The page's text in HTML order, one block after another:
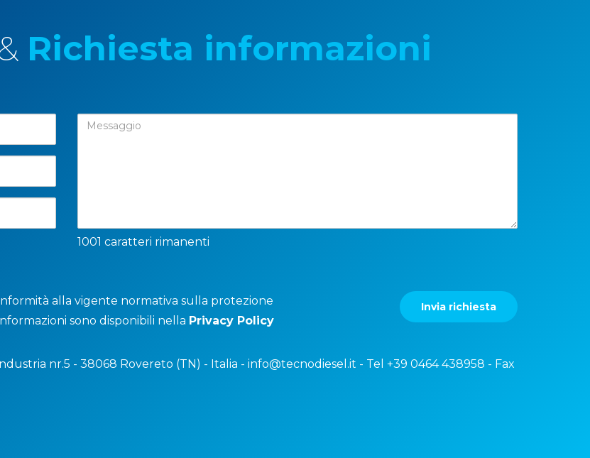
Richiesta informazioni
1001 caratteri rimanenti
alla vigente normativa sulla protezione
sono disponibili nella Privacy Policy
Invia richiesta
nr.5 - 38068 Rovereto (TN) - Italia - info@tecnodiesel.it - Tel +39 0464 438958 - Fax